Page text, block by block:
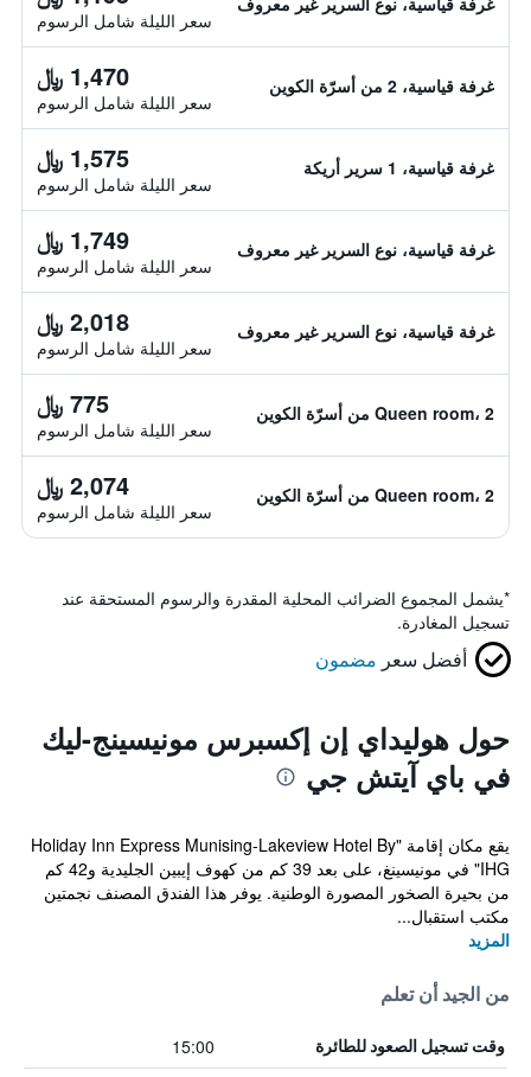
سعر الليلة شامل الرسوم
غرفة قياسية، 2 من أسرّة الكوين 1,470 ﷼
سعر الليلة شامل الرسوم
غرفة قياسية، 1 سرير أريكة 1,575 ﷼
سعر الليلة شامل الرسوم
غرفة قياسية، نوع السرير غير معروف 1,749 ﷼
سعر الليلة شامل الرسوم
غرفة قياسية، نوع السرير غير معروف 2,018 ﷼
سعر الليلة شامل الرسوم
Queen room، 2 من أسرّة الكوين 775 ﷼
سعر الليلة شامل الرسوم
Queen room، 2 من أسرّة الكوين 2,074 ﷼
سعر الليلة شامل الرسوم
*يشمل المجموع الضرائب المحلية المقدرة والرسوم المستحقة عند
تسجيل المغادرة.
أفضل سعر مضمون
حول هوليداي إن إكسبرس مونيسينج-ليك
في باي آيتش جي
يقع مكان إقامة "Holiday Inn Express Munising-Lakeview Hotel By
IHG" في مونيسينغ، على بعد 39 كم من كهوف إيبين الجليدية و42 كم
من بحيرة الصخور المصورة الوطنية. يوفر هذا الفندق المصنف نجمتين
مكتب استقبال...
المزيد
من الجيد أن تعلم
وقت تسجيل الصعود للطائرة 15:00